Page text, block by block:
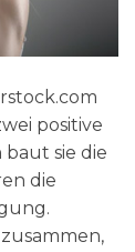
positive
sie die
die